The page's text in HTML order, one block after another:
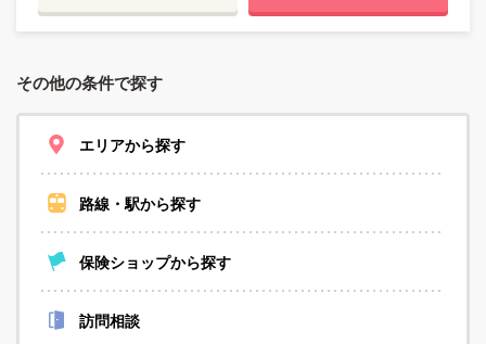
その他の条件で探す
エリアから探す
路線・駅から探す
保険ショップから探す
訪問相談